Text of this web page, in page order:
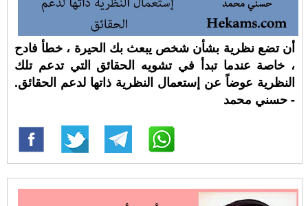
أن تضع نظرية بشأن شخص يبعث بك الحيرة ، خطأ فادح
، خاصة عندما تبدأ في تشويه الحقائق التي تدعم تلك
النظرية عوضاً عن إستعمال النظرية ذاتها لدعم الحقائق.
- حسني محمد